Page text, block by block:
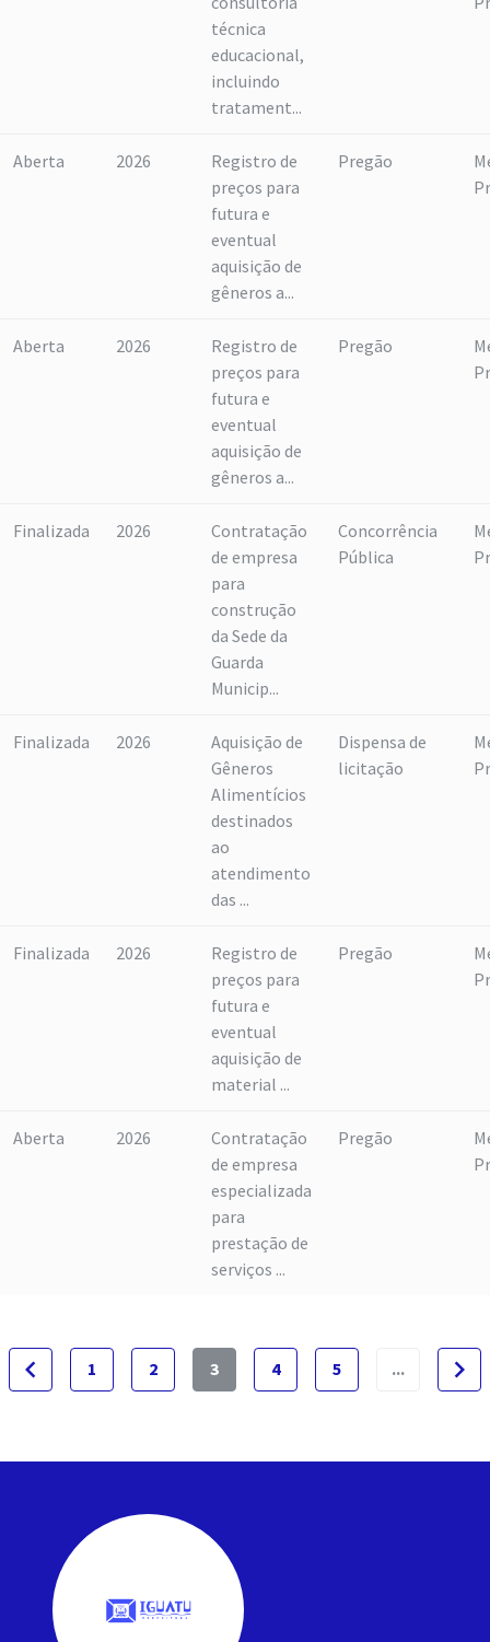
técnica
educacional,
incluindo
tratament...
Aberta 2026
Registro de
preços para
futura e
eventual
aquisição de
gêneros a...
Pregão
Aberta 2026
Registro de
preços para
futura e
eventual
aquisição de
gêneros a...
Pregão
Finalizada 2026
Contratação
de empresa
para
construção
da Sede da
Guarda
Municip...
Concorrência
Pública
Finalizada 2026
Aquisição de
Gêneros
Alimentícios
destinados
ao
atendimento
das ...
Dispensa de
licitação
Finalizada 2026
Registro de
preços para
futura e
eventual
aquisição de
material ...
Pregão
Aberta 2026
Contratação
de empresa
especializada
para
prestação de
serviços ...
Pregão
navigate_before 1 2 3 4 5 ... navigate_next